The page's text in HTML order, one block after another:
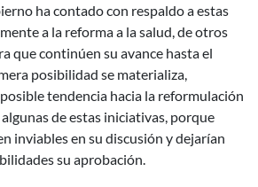
ha contado con respaldo a estas
a la reforma a la salud, de otros
que continúen su avance hasta el
posibilidad se materializa,
tendencia hacia la reformulación
de estas iniciativas, porque
inviables en su discusión y dejarían
su aprobación.